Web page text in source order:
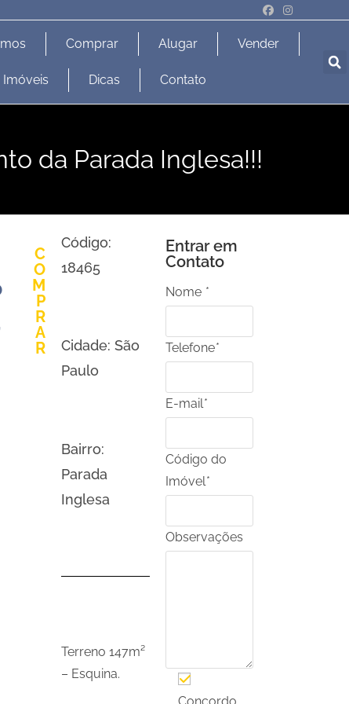
Comprar Alugar Vender
Imóveis Dicas Contato
da Parada Inglesa!!!
C
O
M
P
R
A
R
Código:
18465
Cidade: São
Paulo
Bairro:
Parada
Inglesa
Terreno 147m²
– Esquina.
Entrar em
Contato
Nome *
Telefone*
E-mail*
Código do
Imóvel*
Observações